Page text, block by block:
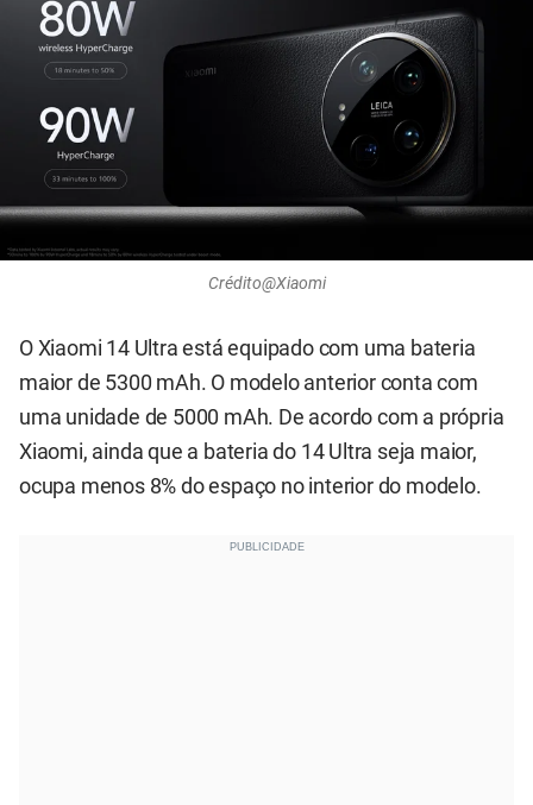
Crédito@Xiaomi
O Xiaomi 14 Ultra está equipado com uma bateria
maior de 5300 mAh. O modelo anterior conta com
uma unidade de 5000 mAh. De acordo com a própria
Xiaomi, ainda que a bateria do 14 Ultra seja maior,
ocupa menos 8% do espaço no interior do modelo.